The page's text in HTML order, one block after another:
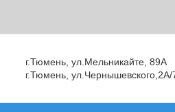
г.Тюмень, ул.Мельникайте, 89А
г.Тюмень, ул.Чернышевского,2А/